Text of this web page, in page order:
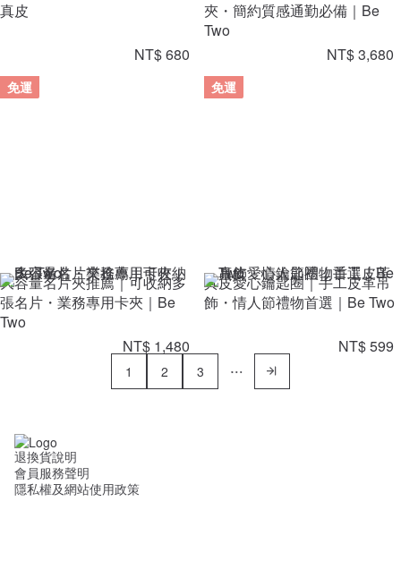
真皮
NT$ 680
夾・簡約質感通勤必備｜Be
Two
NT$ 3,680
免運
大容量名片夾推薦｜可收納多
張名片・業務專用卡夾｜Be
Two
NT$ 1,480
免運
真皮愛心鑰匙圈｜手工皮革吊
飾・情人節禮物首選｜Be Two
NT$ 599
1 2 3
退換貨說明
會員服務聲明
隱私權及網站使用政策